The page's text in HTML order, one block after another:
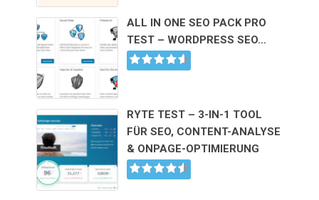
ALL IN ONE SEO PACK PRO
TEST – WORDPRESS SEO…
RYTE TEST – 3-IN-1 TOOL
FÜR SEO, CONTENT-ANALYSE
& ONPAGE-OPTIMIERUNG